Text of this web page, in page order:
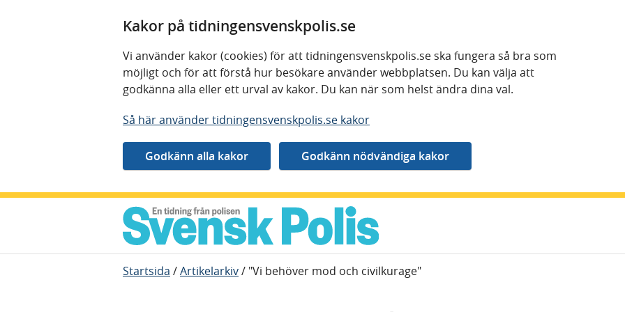
Kakor på tidningensvenskpolis.se
Vi använder kakor (cookies) för att tidningensvenskpolis.se ska fungera så bra som
möjligt och för att förstå hur besökare använder webbplatsen. Du kan välja att
godkänna alla eller ett urval av kakor. Du kan när som helst ändra dina val.
Så här använder tidningensvenskpolis.se kakor
Startsida /Artikelarkiv/ "Vi behöver mod och civilkurage"